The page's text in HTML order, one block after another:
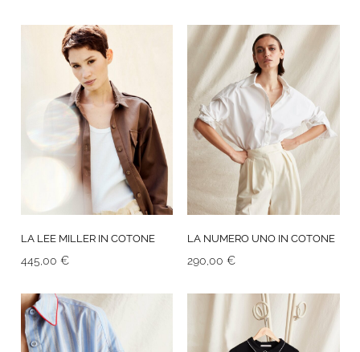
LA LEE MILLER IN COTONE
445,00 €
LA NUMERO UNO IN COTONE
290,00 €